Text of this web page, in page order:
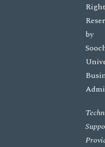
by